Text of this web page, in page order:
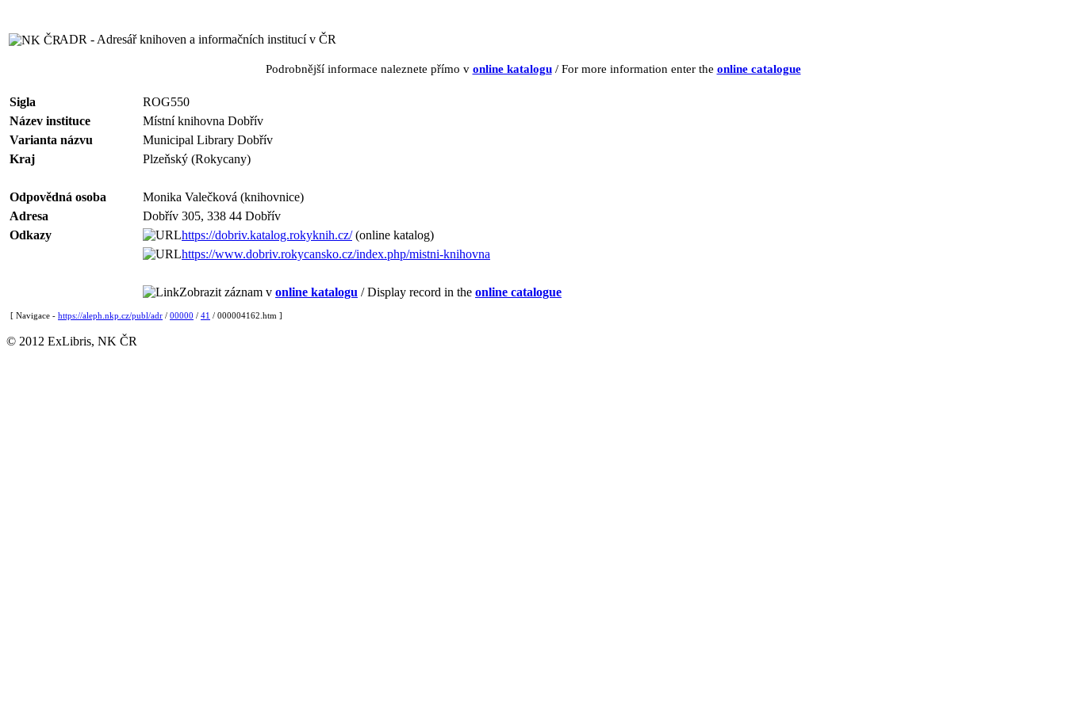
ADR - Adresář knihoven a informačních institucí v ČR
Podrobnější informace naleznete přímo v online katalogu/ For more information enter the online catalogue
Sigla
ROG550
Název instituce
Místní knihovna Dobřív
Varianta názvu
Municipal Library Dobřív
Kraj
Plzeňský (Rokycany)
Odpovědná osoba
Monika Valečková (knihovnice)
Adresa
Dobřív 305, 338 44 Dobřív
Odkazy
https://dobriv.katalog.rokyknih.cz/(online katalog)
https://www.dobriv.rokycansko.cz/index.php/mistni-knihovna
Zobrazit záznam v online katalogu / Display record in the online catalogue
[ Navigace - https://aleph.nkp.cz/publ/adr / 00000 / 41 / 000004162.htm ]
© 2012 ExLibris, NK ČR